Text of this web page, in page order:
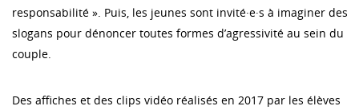
responsabilité ». Puis, les jeunes sont invité·e·s à imaginer des
slogans pour dénoncer toutes formes d’agressivité au sein du
couple.
Des affiches et des clips vidéo réalisés en 2017 par les élèves